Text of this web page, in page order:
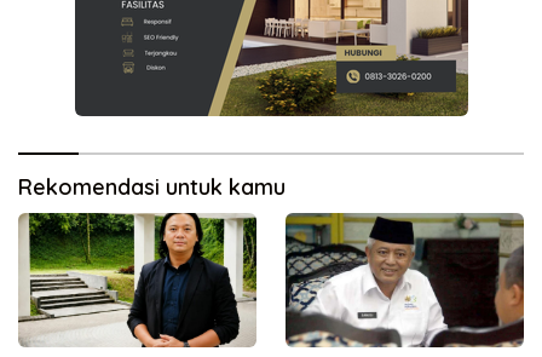
Rekomendasi untuk kamu